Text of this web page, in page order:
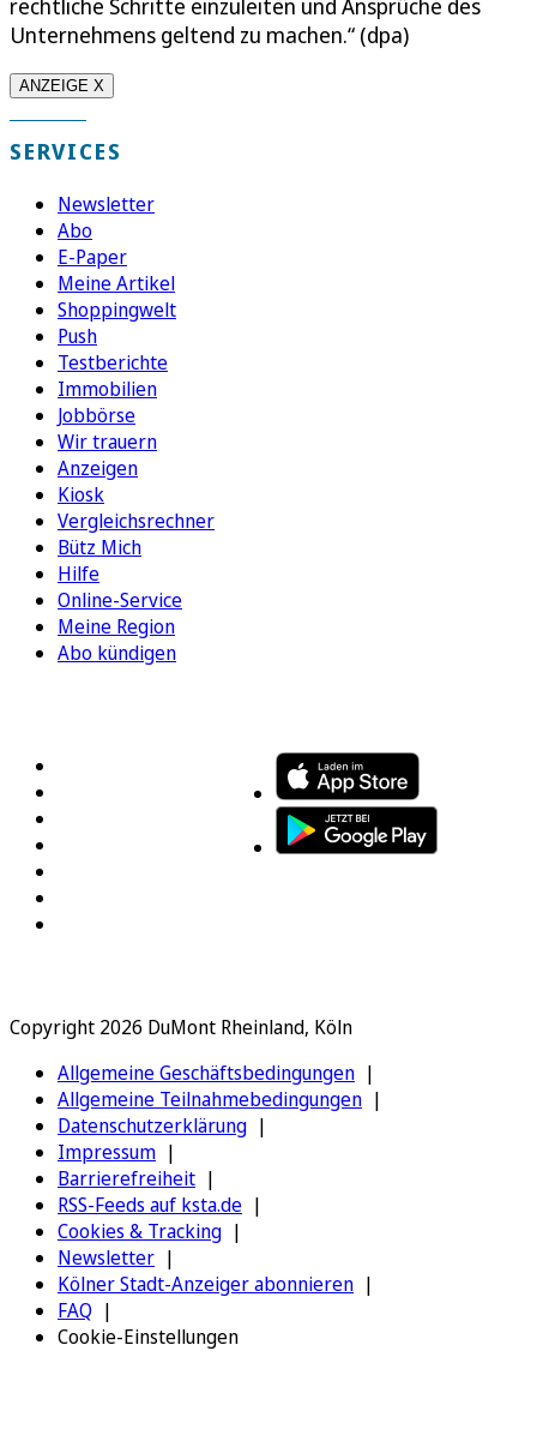
Unternehmens geltend zu machen.“ (dpa)
ANZEIGE X
SERVICES
Newsletter
Abo
E-Paper
Meine Artikel
Shoppingwelt
Push
Testberichte
Immobilien
Jobbörse
Wir trauern
Anzeigen
Kiosk
Vergleichsrechner
Bütz Mich
Hilfe
Online-Service
Meine Region
Abo kündigen
Copyright 2026 DuMont Rheinland, Köln
Allgemeine Geschäftsbedingungen
Allgemeine Teilnahmebedingungen
Datenschutzerklärung
Impressum
Barrierefreiheit
RSS-Feeds auf ksta.de
Cookies & Tracking
Newsletter
Kölner Stadt-Anzeiger abonnieren
FAQ
Cookie-Einstellungen